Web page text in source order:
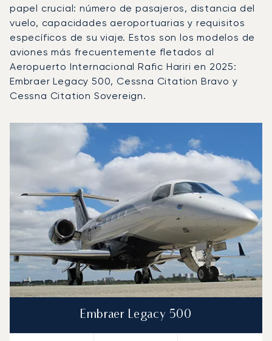
papel crucial: número de pasajeros, distancia del
vuelo, capacidades aeroportuarias y requisitos
específicos de su viaje. Estos son los modelos de
aviones más frecuentemente fletados al
Aeropuerto Internacional Rafic Hariri en 2025:
Embraer Legacy 500, Cessna Citation Bravo y
Cessna Citation Sovereign.
Foto de la aeronaveModelo de aeronave
Velocidad (km/h)
Velocidad (nudos)
Autonomía (NM)
Embraer Legacy 500